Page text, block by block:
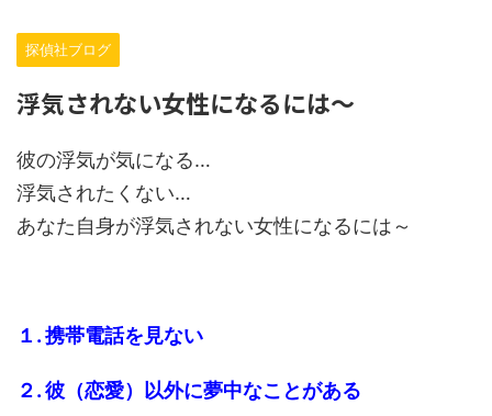
探偵社ブログ
浮気されない女性になるには～
彼の浮気が気になる…
浮気されたくない…
あなた自身が浮気されない女性になるには～
１. 携帯電話を見ない
２. 彼（恋愛）以外に夢中なことがある